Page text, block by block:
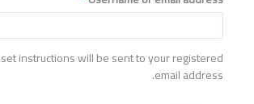
instructions will be sent to your registered
email address.